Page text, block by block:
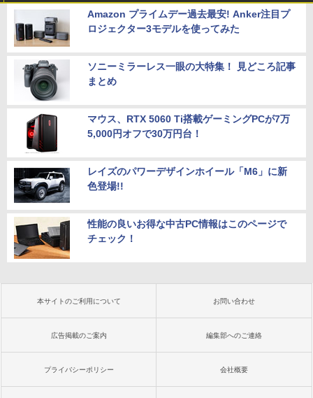
Amazon プライムデー過去最安! Anker注目プ
ロジェクター3モデルを使ってみた
ソニーミラーレス一眼の大特集！ 見どころ記事
まとめ
マウス、RTX 5060 Ti搭載ゲーミングPCが7万
5,000円オフで30万円台！
レイズのパワーデザインホイール「M6」に新
色登場!!
性能の良いお得な中古PC情報はこのページで
チェック！
本サイトのご利用について お問い合わせ
広告掲載のご案内 編集部へのご連絡
プライバシーポリシー 会社概要